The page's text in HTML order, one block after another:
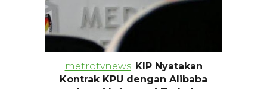
metrotvnews: KIP Nyatakan
Kontrak KPU dengan Alibaba